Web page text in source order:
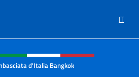
IT
social e menù
d'Italia Bangkok